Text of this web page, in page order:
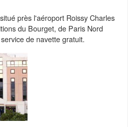
près l'aéroport Roissy Charles
du Bourget, de Paris Nord
de navette gratuit.